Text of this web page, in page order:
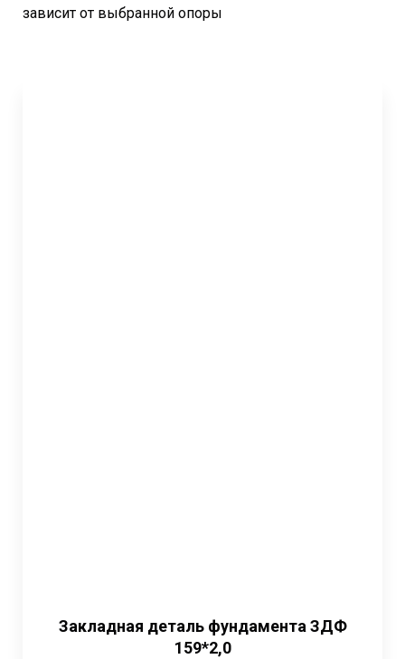
зависит от выбранной опоры
Закладная деталь фундамента ЗДФ
159*2,0